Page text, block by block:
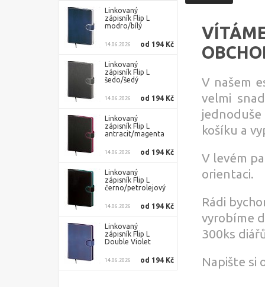
V našem
velmi
košíku a
V levém
orientaci.
Rádi
vyrobíme
300ks
Napište si
Linkovaný
zápisník Flip L
modro/bílý
14.06.2026 od 194 Kč
Linkovaný
zápisník Flip L
šedo/šedý
14.06.2026 od 194 Kč
Linkovaný
zápisník Flip L
antracit/magenta
14.06.2026 od 194 Kč
Linkovaný
zápisník Flip L
černo/petrolejový
14.06.2026 od 194 Kč
Linkovaný
zápisník Flip L
Double Violet
14.06.2026 od 194 Kč